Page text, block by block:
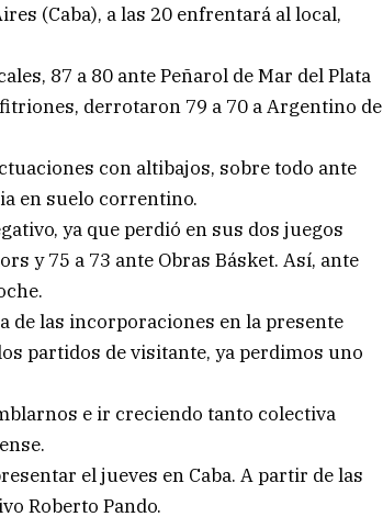
(Caba), a las 20 enfrentará al local,
87 a 80 ante Peñarol de Mar del Plata
derrotaron 79 a 70 a Argentino de
con altibajos, sobre todo ante
en suelo correntino.
ya que perdió en sus dos juegos
y 75 a 73 ante Obras Básket. Así, ante
de las incorporaciones en la presente
partidos de visitante, ya perdimos uno
e ir creciendo tanto colectiva
el jueves en Caba. A partir de las
Roberto Pando.